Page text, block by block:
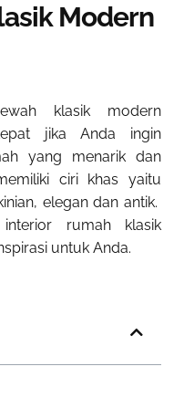
Modern
klasik modern
jika Anda ingin
yang menarik dan
ciri khas yaitu
elegan dan antik.
rumah klasik
untuk Anda.